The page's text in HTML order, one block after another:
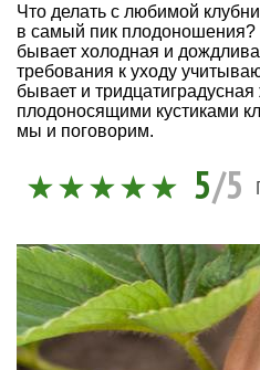
Что делать с любимой
в самый пик
бывает холодная и
требования к уходу
бывает и
плодоносящими кустиками
мы и поговорим.
5/5